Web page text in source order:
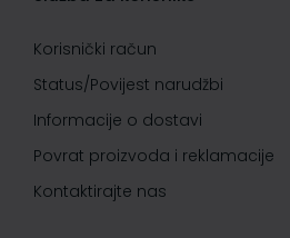
Korisnički račun
Status/Povijest narudžbi
Informacije o dostavi
Povrat proizvoda i reklamacije
Kontaktirajte nas